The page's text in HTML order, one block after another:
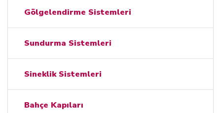
Gölgelendirme Sistemleri
Sundurma Sistemleri
Sineklik Sistemleri
Bahçe Kapıları